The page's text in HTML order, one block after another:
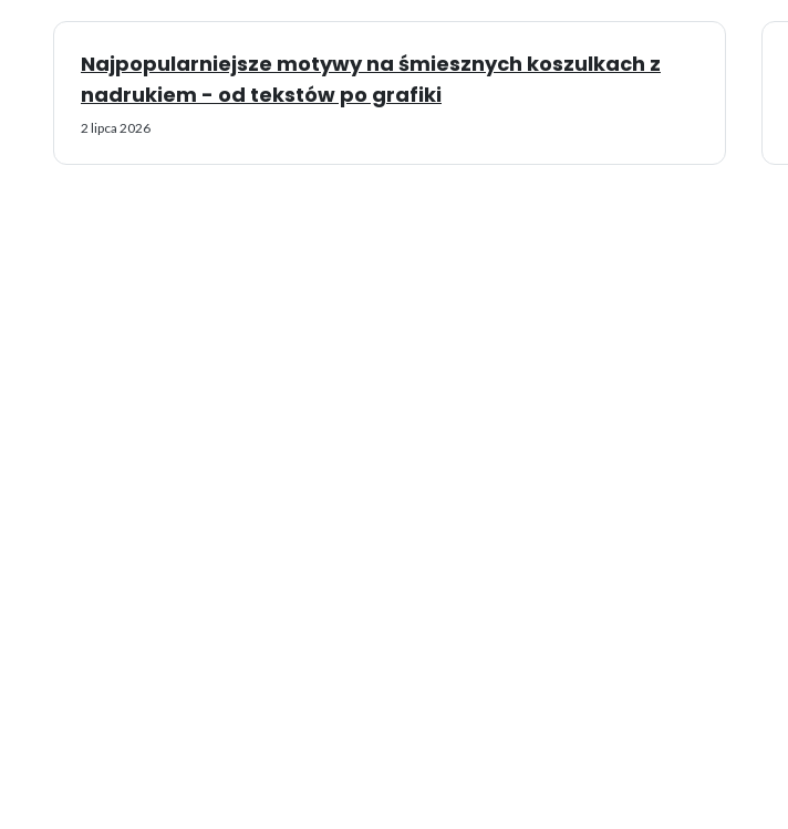
Najpopularniejsze motywy na śmiesznych koszulkach z
nadrukiem - od tekstów po grafiki
2 lipca 2026